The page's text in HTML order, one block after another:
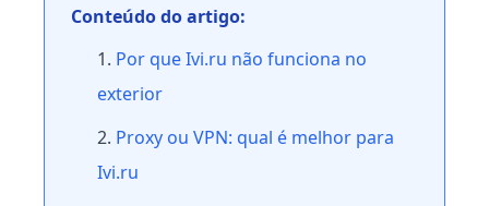
Conteúdo do artigo:
Por que Ivi.ru não funciona no
exterior
Proxy ou VPN: qual é melhor para
Ivi.ru